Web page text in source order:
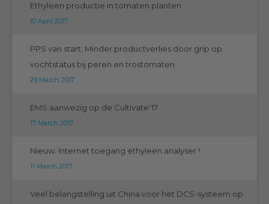
Ethyleen productie in tomaten planten
10 April 2017
PPS van start: Minder productverlies door grip op
vochtstatus bij peren en trostomaten
29 March 2017
EMS aanwezig op de Cultivate'17
17 March 2017
Nieuw: Internet toegang ethyleen analyser !
11 March 2017
Veel belangstelling uit China voor het DCS-systeem op